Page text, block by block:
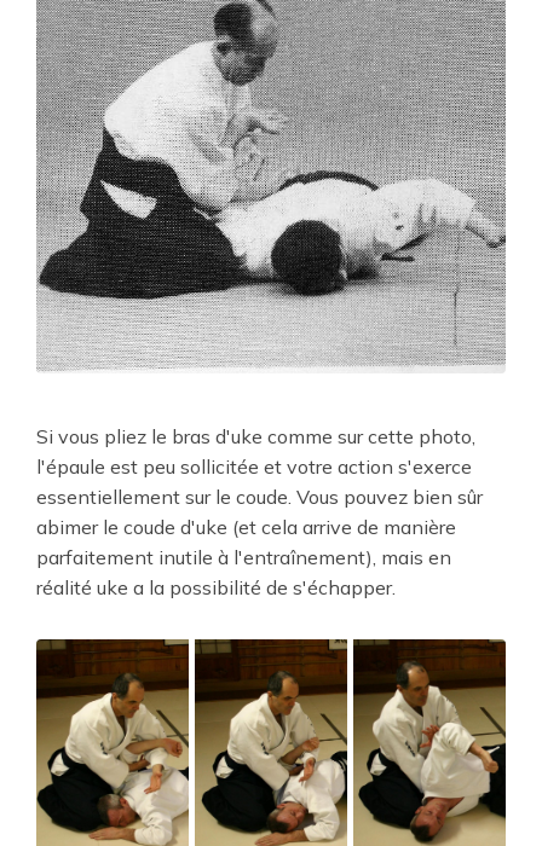
Si vous pliez le bras d'uke comme sur cette photo,
l'épaule est peu sollicitée et votre action s'exerce
essentiellement sur le coude. Vous pouvez bien sûr
abimer le coude d'uke (et cela arrive de manière
parfaitement inutile à l'entraînement), mais en
réalité uke a la possibilité de s'échapper.